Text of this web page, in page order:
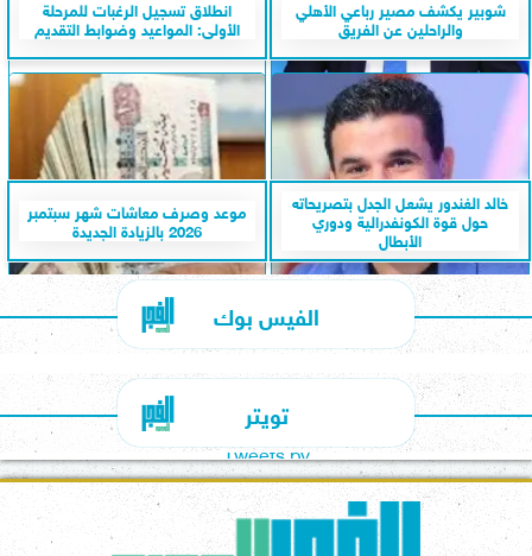
شوبير يكشف مصير رباعي الأهلي
والراحلين عن الفريق
انطلاق تسجيل الرغبات للمرحلة
الأولى: المواعيد وضوابط التقديم
خالد الغندور يشعل الجدل بتصريحاته
حول قوة الكونفدرالية ودوري
الأبطال
موعد وصرف معاشات شهر سبتمبر
2026 بالزيادة الجديدة
الفيس بوك
تويتر
Tweets by